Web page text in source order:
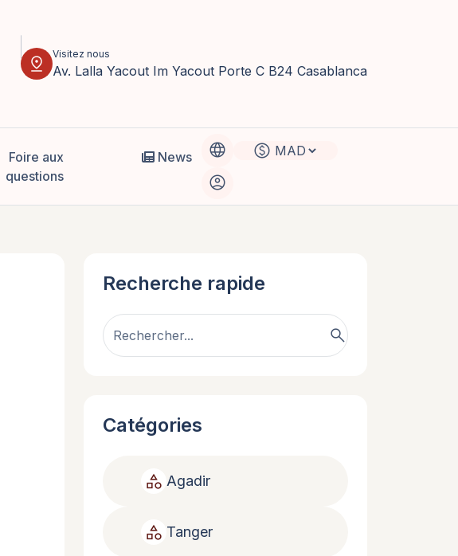
pin_drop Visitez nous
Av. Lalla Yacout Im Yacout Porte C B24 Casablanca
language
paid
account_circle
Foire aux
questions
News
Recherche rapide
search
Catégories
category Agadir
category Tanger